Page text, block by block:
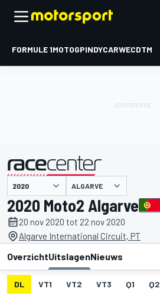
FORMULE 1MOTOGPINDYCARWECDTM
gepresenteerd door ALGARVE
2020 Moto2 Algarve
20 nov 2020 tot 22 nov 2020
Algarve International Circuit, PT
OverzichtUitslagenNieuws
DL VT1 VT2 VT3 Q1 Q2